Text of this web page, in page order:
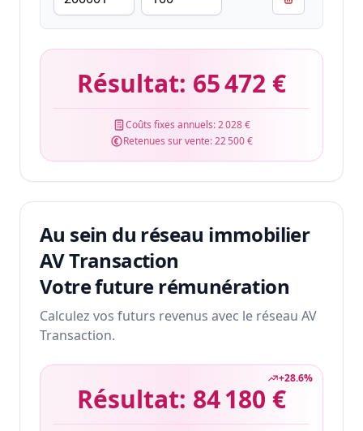
Résultat: 65 472 €
Coûts fixes annuels:2 028 €
Retenues sur vente:22 500 €
Au sein du réseau immobilier
AV Transaction
Votre future rémunération
Calculez vos futurs revenus avec le réseau AV
Transaction.
+28.6%
Résultat: 84 180 €